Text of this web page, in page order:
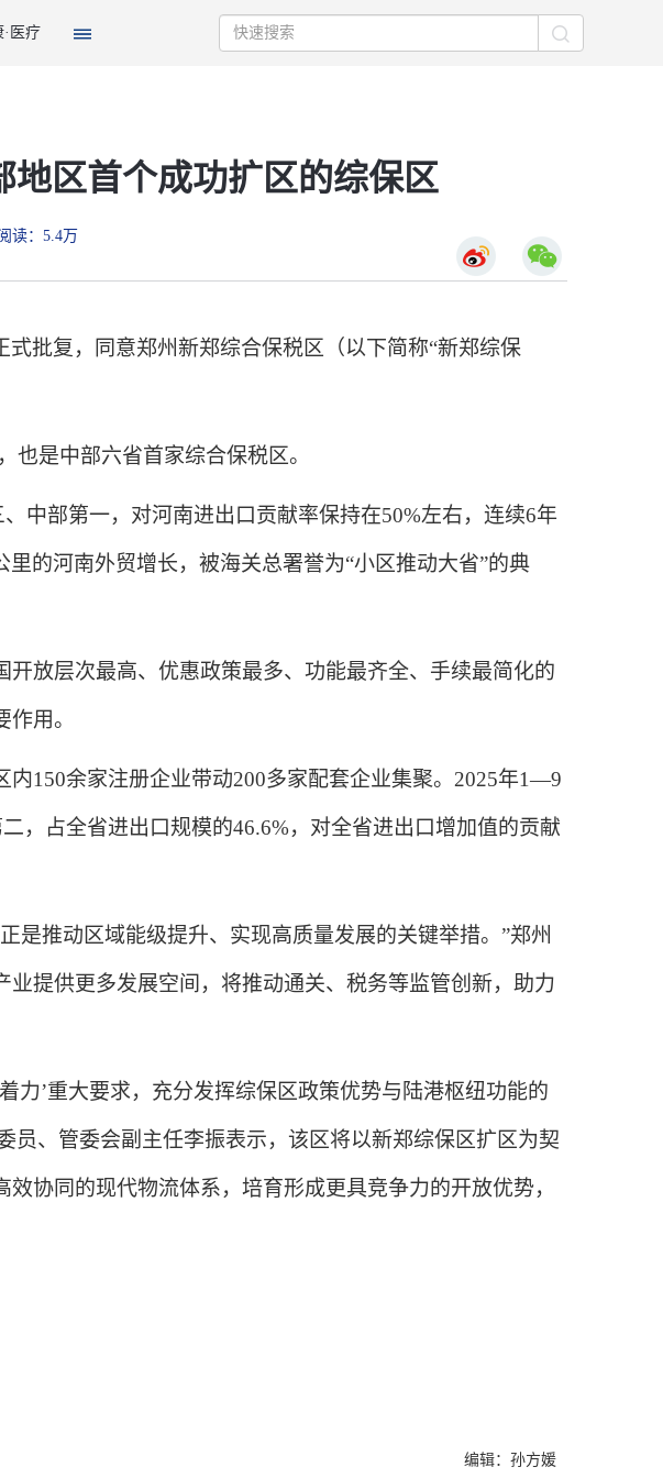
·医疗
地区首个成功扩区的综保区
读：5.4万
批复，同意郑州新郑综合保税区（以下简称“新郑综保
是中部六省首家综合保税区。
部第一，对河南进出口贡献率保持在50%左右，连续6年
的河南外贸增长，被海关总署誉为“小区推动大省”的典
放层次最高、优惠政策最多、功能最齐全、手续最简化的
用。
150余家注册企业带动200多家配套企业集聚。2025年1—9
，占全省进出口规模的46.6%，对全省进出口增加值的贡献
推动区域能级提升、实现高质量发展的关键举措。”郑州
提供更多发展空间，将推动通关、税务等监管创新，助力
’重大要求，充分发挥综保区政策优势与陆港枢纽功能的
员、管委会副主任李振表示，该区将以新郑综保区扩区为契
协同的现代物流体系，培育形成更具竞争力的开放优势，
编辑：孙方媛